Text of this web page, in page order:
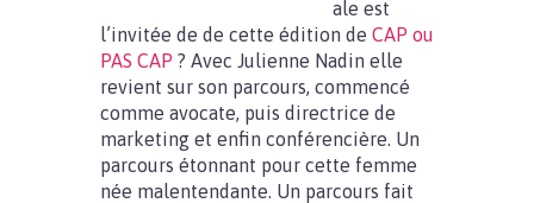
ale est
l’invitée de de cette édition de CAP ou
PAS CAP ? Avec Julienne Nadin elle
revient sur son parcours, commencé
comme avocate, puis directrice de
marketing et enfin conférencière. Un
parcours étonnant pour cette femme
née malentendante. Un parcours fait